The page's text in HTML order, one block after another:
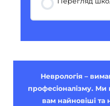
Неврологія –
професіоналізму. Ми
вам найновіші та